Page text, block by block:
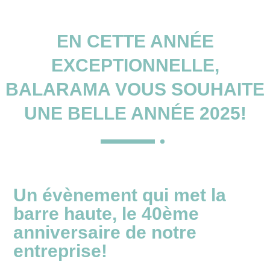
EN CETTE ANNÉE
EXCEPTIONNELLE,
BALARAMA VOUS SOUHAITE
UNE BELLE ANNÉE 2025!
Un évènement qui met la
barre haute, le 40ème
anniversaire de notre
entreprise!